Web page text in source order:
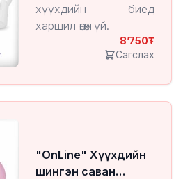
хүүхдийн биед
харшил өгөхгүй.
0+ наснаас
8’750
Сагслах
"OnLine" Хүүхдийн
шингэн саван